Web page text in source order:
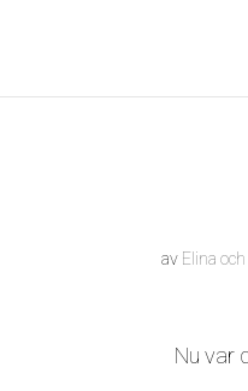
av Elina
Nu var